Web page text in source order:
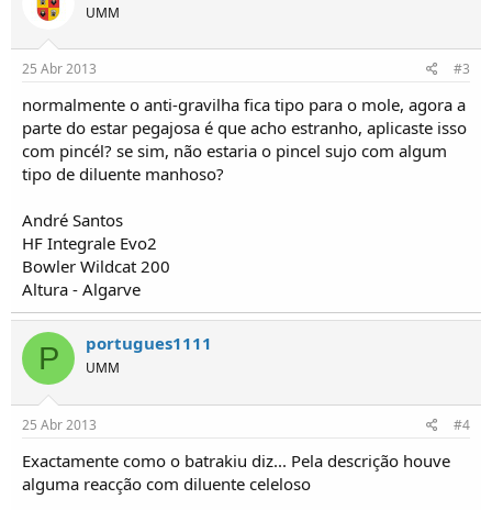
UMM
25 Abr 2013 #3
normalmente o anti-gravilha fica tipo para o mole, agora a
parte do estar pegajosa é que acho estranho, aplicaste isso
com pincél? se sim, não estaria o pincel sujo com algum
tipo de diluente manhoso?
André Santos
HF Integrale Evo2
Bowler Wildcat 200
Altura - Algarve
P portugues1111
UMM
25 Abr 2013 #4
Exactamente como o batrakiu diz... Pela descrição houve
alguma reacção com diluente celeloso